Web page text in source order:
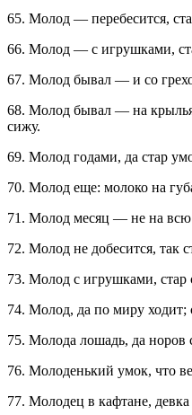
65. Молод — перебесится,
66. Молод — с игрушками,
67. Молод бывал — и со
68. Молод бывал — на
сижу.
69. Молод годами, да стар
70. Молод еще: молоко на
71. Молод месяц — не на всю
72. Молод не добесится, так
73. Молод с игрушками, стар
74. Молод, да по миру ходит;
75. Молода лошадь, да норов
76. Молоденький умок, что
77. Молодец в кафтане, девка